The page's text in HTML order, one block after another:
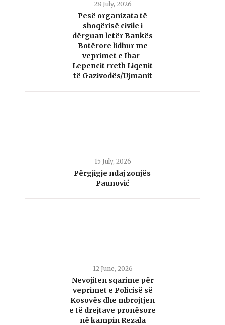
28 July, 2026
Pesë organizata të
shoqërisë civile i
dërguan letër Bankës
Botërore lidhur me
veprimet e Ibar-
Lepencit rreth Liqenit
të Gazivodës/Ujmanit
15 July, 2026
Përgjigje ndaj zonjës
Paunović
12 June, 2026
Nevojiten sqarime për
veprimet e Policisë së
Kosovës dhe mbrojtjen
e të drejtave pronësore
në kampin Rezala